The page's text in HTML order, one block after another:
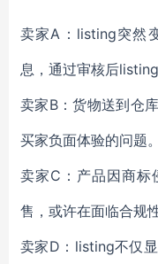
卖家A：listing突然
息，通过审核后listing
卖家B：货物送到仓
买家负面体验的问题。
卖家C：产品因商标
售，或许在面临合规
卖家D：listing不仅